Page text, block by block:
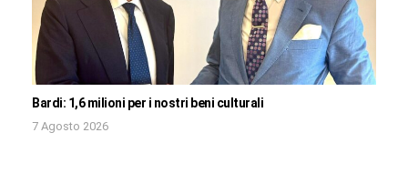
Bardi: 1,6 milioni per i nostri beni culturali
7 Agosto 2026